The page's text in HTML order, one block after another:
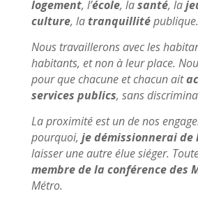
logement, l’école, lasanté, la
culture, latranquillitépublique.
Nous travaillerons avec les
habitants, et non à leur place.
pour que chacune et chacun ait
services publics, sans
La proximité est un de nos
pourquoi, je démissionnerai de
laisser une autre élue siéger.
membre de la conférence des
Métro.